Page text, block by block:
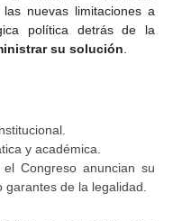
nuevas limitaciones a
política detrás de la
su solución
y académica.
Congreso anuncian su
garantes de la legalidad.